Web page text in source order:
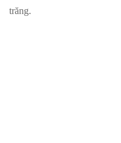
trăng.